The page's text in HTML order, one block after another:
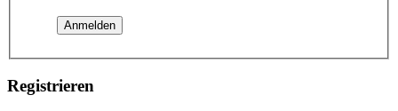
Registrieren